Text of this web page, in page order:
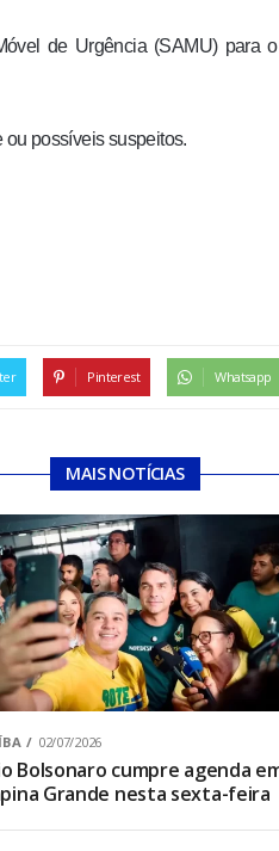
de Urgência (SAMU) para
ou possíveis suspeitos.
Pinterest Whatsapp
MAIS NOTÍCIAS
02/07/2026
Bolsonaro cumpre agenda
Grande nesta sexta-feira